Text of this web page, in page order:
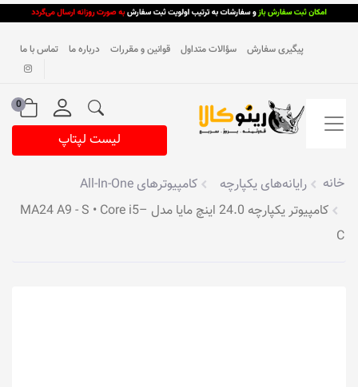
پیگیری سفارش سؤالات متداول قوانین و مقررات درباره ما تماس با ما
0
لیست لپتاپ
خانه رایانه‌های یکپارچه
کامپیوترهای All-In-One
کامپیوتر یکپارچه 24.0 اینچ مایا مدل MA24 A9 - S • Core i5–
C